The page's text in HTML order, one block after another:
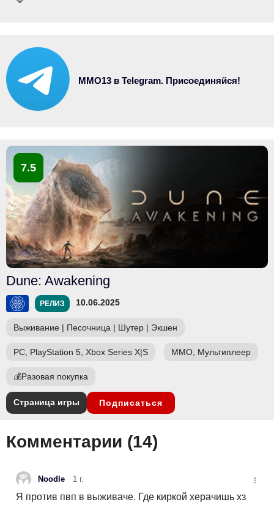
MMO13 в Telegram. Присоединяйся!
7.5
Dune: Awakening
РЕЛИЗ 10.06.2025
Выживание | Песочница | Шутер | Экшен
PC, PlayStation 5, Xbox Series X|S ММО, Мультиплеер
💰Разовая покупка
Страница игры Подписаться
Комментарии (14)
Noodle 1 г.
Я против пвп в выживаче. Где киркой херачишь хз